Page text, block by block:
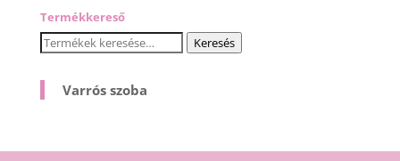
Termékkereső
Keresés
következőre:
Keresés
Varrós szoba